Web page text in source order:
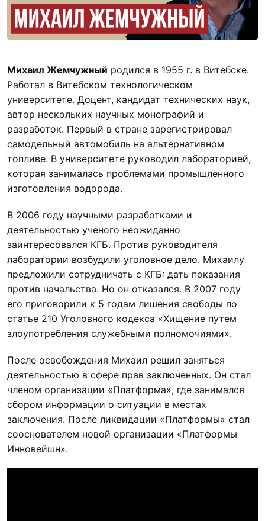
Михаил Жемчужный родился в 1955 г. в Витебске.
Работал в Витебском технологическом
университете. Доцент, кандидат технических наук,
автор нескольких научных монографий и
разработок. Первый в стране зарегистрировал
самодельный автомобиль на альтернативном
топливе. В университете руководил лабораторией,
которая занималась проблемами промышленного
изготовления водорода.
В 2006 году научными разработками и
деятельностью ученого неожиданно
заинтересовался КГБ. Против руководителя
лаборатории возбудили уголовное дело. Михаилу
предложили сотрудничать с КГБ: дать показания
против начальства. Но он отказался. В 2007 году
его приговорили к 5 годам лишения свободы по
статье 210 Уголовного кодекса «Хищение путем
злоупотребления служебными полномочиями».
После освобождения Михаил решил заняться
деятельностью в сфере прав заключенных. Он стал
членом организации «Платформа», где занимался
сбором информации о ситуации в местах
заключения. После ликвидации «Платформы» стал
сооснователем новой организации «Платформы
Инновейшн».